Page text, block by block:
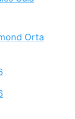
Orta